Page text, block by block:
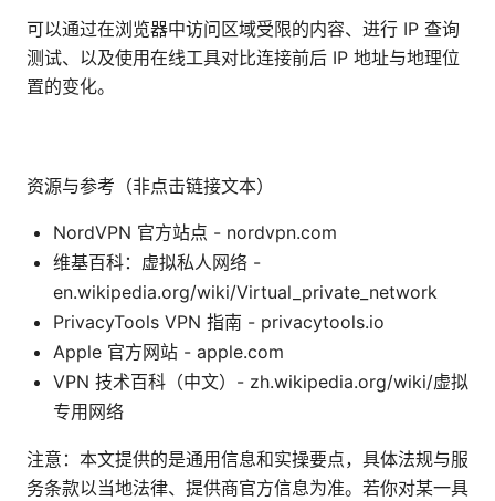
可以通过在浏览器中访问区域受限的内容、进行 IP 查询
测试、以及使用在线工具对比连接前后 IP 地址与地理位
置的变化。
资源与参考（非点击链接文本）
NordVPN 官方站点 - nordvpn.com
维基百科：虚拟私人网络 -
en.wikipedia.org/wiki/Virtual_private_network
PrivacyTools VPN 指南 - privacytools.io
Apple 官方网站 - apple.com
VPN 技术百科（中文）- zh.wikipedia.org/wiki/虚拟
专用网络
注意：本文提供的是通用信息和实操要点，具体法规与服
务条款以当地法律、提供商官方信息为准。若你对某一具